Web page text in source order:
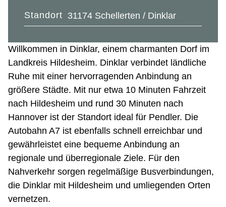
Standort 31174 Schellerten / Dinklar
Willkommen in Dinklar, einem charmanten Dorf im
Landkreis Hildesheim. Dinklar verbindet ländliche
Ruhe mit einer hervorragenden Anbindung an
größere Städte. Mit nur etwa 10 Minuten Fahrzeit
nach Hildesheim und rund 30 Minuten nach
Hannover ist der Standort ideal für Pendler. Die
Autobahn A7 ist ebenfalls schnell erreichbar und
gewährleistet eine bequeme Anbindung an
regionale und überregionale Ziele. Für den
Nahverkehr sorgen regelmäßige Busverbindungen,
die Dinklar mit Hildesheim und umliegenden Orten
vernetzen.